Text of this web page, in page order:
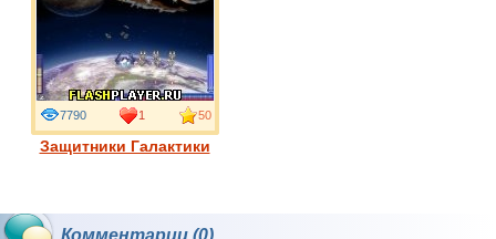
Защитники Галактики
7790 1 50
Комментарии (0)